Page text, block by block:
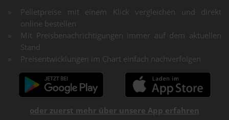
Pelletpreise mit einem Klick vergleichen und direkt
online bestellen
Mit Preisbenachrichtigungen immer auf dem aktuellen
Stand
Preisentwicklungen im Chart einfach nachverfolgen
oder zuerst mehr über unsere App erfahren